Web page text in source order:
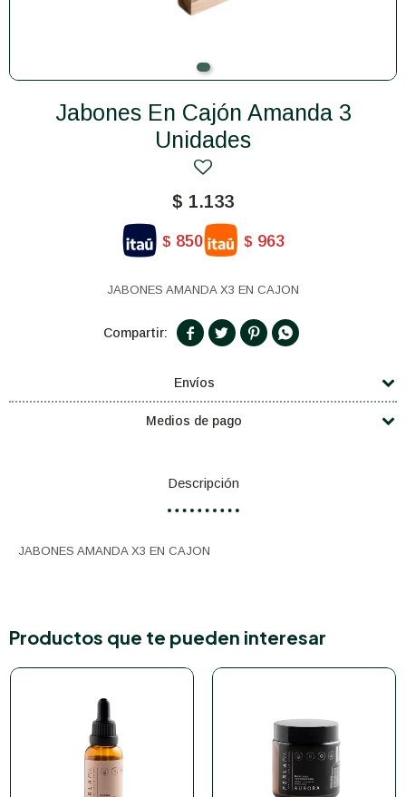
Jabones En Cajón Amanda 3
Unidades
$ 1.133
$ 850 $ 963
JABONES AMANDA X3 EN CAJON
   
Envíos
Medios de pago
Descripción
JABONES AMANDA X3 EN CAJON
Productos que te pueden interesar